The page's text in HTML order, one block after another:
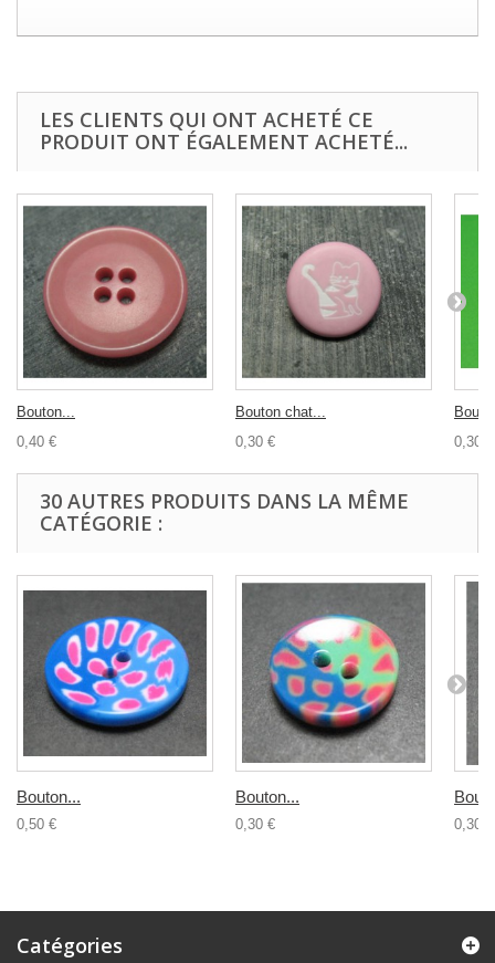
LES CLIENTS QUI ONT ACHETÉ CE
PRODUIT ONT ÉGALEMENT ACHETÉ...
Bouton...
0,40 €
Bouton chat...
0,30 €
0,30 €
30 AUTRES PRODUITS DANS LA MÊME
CATÉGORIE :
Bouton...
0,50 €
Bouton...
0,30 € 0,30 €
Catégories